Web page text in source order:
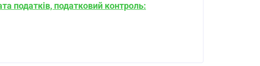
податків, податковий контроль: